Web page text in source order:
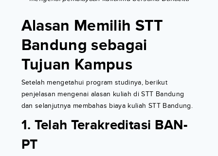
Alasan Memilih STT
Bandung sebagai
Tujuan Kampus
Setelah mengetahui program studinya, berikut
penjelasan mengenai alasan kuliah di STT Bandung
dan selanjutnya membahas biaya kuliah STT Bandung.
1. Telah Terakreditasi BAN-
PT